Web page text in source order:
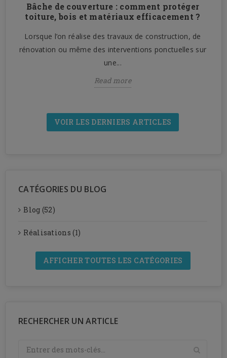
Bâche de couverture : comment protéger
toiture, bois et matériaux efficacement ?
Lorsque l’on réalise des travaux de construction, de
rénovation ou même des interventions ponctuelles sur
une...
Read more
VOIR LES DERNIERS ARTICLES
CATÉGORIES DU BLOG
Blog (52)
Réalisations (1)
AFFICHER TOUTES LES CATÉGORIES
RECHERCHER UN ARTICLE